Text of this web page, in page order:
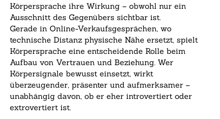
Körpersprache ihre Wirkung – obwohl nur ein
Ausschnitt des Gegenübers sichtbar ist.
Gerade in Online-Verkaufsgesprächen, wo
technische Distanz physische Nähe ersetzt, spielt
Körpersprache eine entscheidende Rolle beim
Aufbau von Vertrauen und Beziehung. Wer
Körpersignale bewusst einsetzt, wirkt
überzeugender, präsenter und aufmerksamer –
unabhängig davon, ob er eher introvertiert oder
extrovertiert ist.